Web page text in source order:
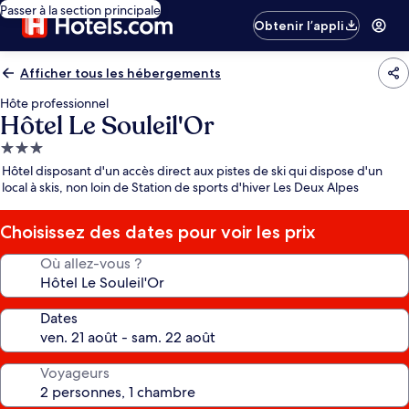
Passer à la section principale
Obtenir l’appli
Afficher tous les hébergements
Hôte professionnel
Hôtel Le Souleil'Or
Hébergement
3.0 étoiles
Hôtel disposant d'un accès direct aux pistes de ski qui dispose d'un
local à skis, non loin de Station de sports d'hiver Les Deux Alpes
Choisissez des dates pour voir les prix
Où allez-vous ?
Dates
Voyageurs